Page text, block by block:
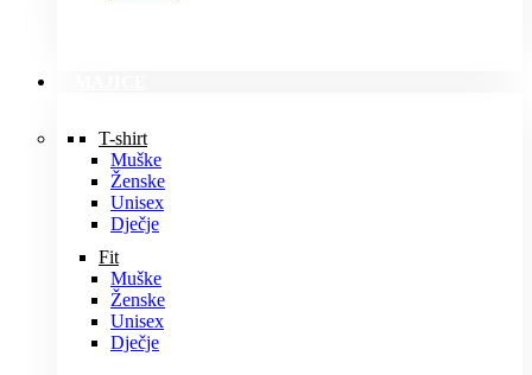
T-shirt
Muške
Ženske
Unisex
Dječje
Fit
Muške
Ženske
Unisex
Dječje